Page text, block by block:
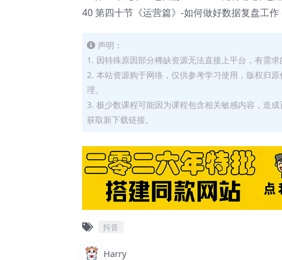
40 第四十节《运营篇》-如何做好数据复盘工
声明：
1. 因特殊原因部分稀缺资源无法直接上平台，有需求
2. 本站资源购于网络，仅供参考学习使用，版权归
理。
3. 极少数课程可能因为课程包含相关敏感内容，造
获取新下载链接。
抖音
Harry